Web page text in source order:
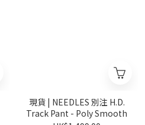
現貨 | NEEDLES 別注 H.D.
Track Pant - Poly Smooth